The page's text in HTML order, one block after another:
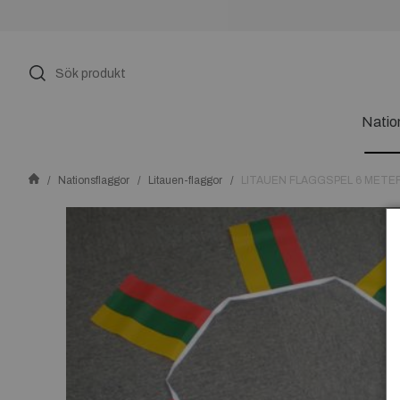
Nationsflaggor Litauen-flaggor LITAUEN FLAGGSPEL 6